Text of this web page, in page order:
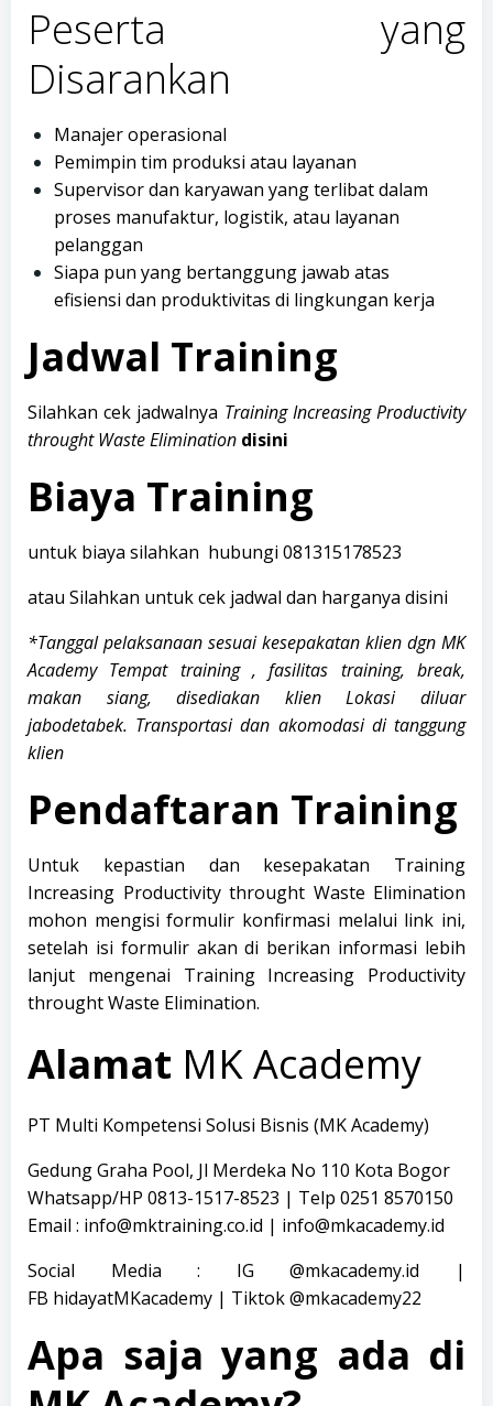
Peserta yang
Disarankan
Manajer operasional
Pemimpin tim produksi atau layanan
Supervisor dan karyawan yang terlibat dalam
proses manufaktur, logistik, atau layanan
pelanggan
Siapa pun yang bertanggung jawab atas
efisiensi dan produktivitas di lingkungan kerja
Jadwal Training
Silahkan cek jadwalnya Training Increasing Productivity
throught Waste Elimination disini
Biaya Training
untuk biaya silahkan hubungi 081315178523
atau Silahkan untuk cek jadwal dan harganya disini
*Tanggal pelaksanaan sesuai kesepakatan klien dgn MK
Academy Tempat training , fasilitas training, break,
makan siang, disediakan klienLokasi diluar
jabodetabek. Transportasi dan akomodasi di tanggung
klien
Pendaftaran Training
Untuk kepastian dan kesepakatan Training
Increasing Productivity throught Waste Elimination
mohon mengisi formulir konfirmasi melalui link ini,
setelah isi formulir akan di berikan informasi lebih
lanjut mengenai Training Increasing Productivity
throught Waste Elimination.
Alamat MK Academy
PT Multi Kompetensi Solusi Bisnis (MK Academy)
Gedung Graha Pool, Jl Merdeka No 110 Kota Bogor
Whatsapp/HP 0813-1517-8523 | Telp 0251 8570150
Email : info@mktraining.co.id | info@mkacademy.id
Social Media : IG@mkacademy.id |
FB hidayatMKacademy | Tiktok@mkacademy22
Apa saja yang ada di